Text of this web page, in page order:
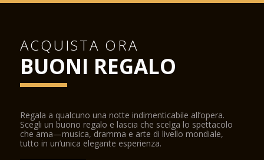
ACQUISTA ORA
BUONI REGALO
Regala a qualcuno una notte indimenticabile all’opera.
Scegli un buono regalo e lascia che scelga lo spettacolo
che ama—musica, dramma e arte di livello mondiale,
tutto in un’unica elegante esperienza.